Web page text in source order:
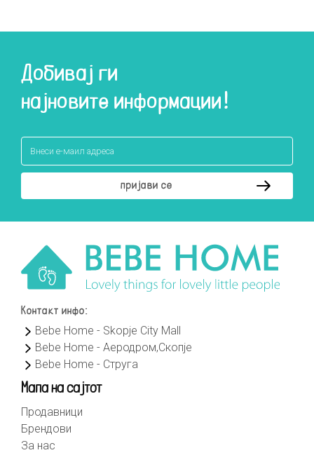
Добивај ги
најновите информации!
Контакт инфо:
Bebe Home - Skopje City Mall
Bebe Home - Аеродром,Скопје
Bebe Home - Струга
Мапа на сајтот
Продавници
Брендови
За нас